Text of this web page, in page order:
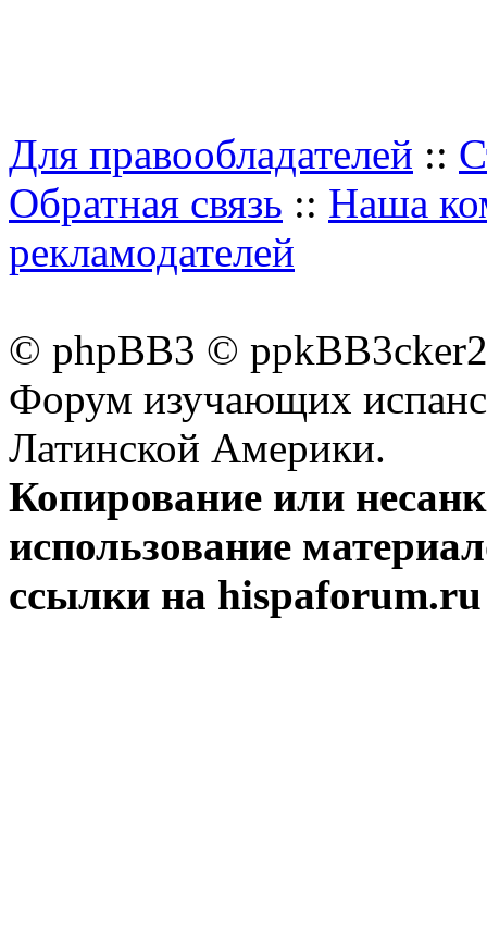
Для правообладателей ::
Обратная связь :: Наша
рекламодателей
© phpBB3 ©
Форум изучающих
Латинской Америки.
Копирование или
использование
ссылки на hispaforum.ru